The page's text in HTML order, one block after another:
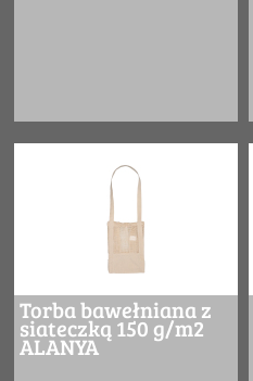
Torba bawełniana z
siateczką 150 g/m2
ALANYA